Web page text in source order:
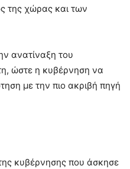
της χώρας και των
ανατίναξη του
ώστε η κυβέρνηση να
με την πιο ακριβή πηγή
κυβέρνησης που άσκησε